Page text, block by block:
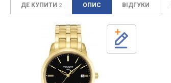
ДЕ КУПИТИ 2 ОПИС ВІДГУКИ